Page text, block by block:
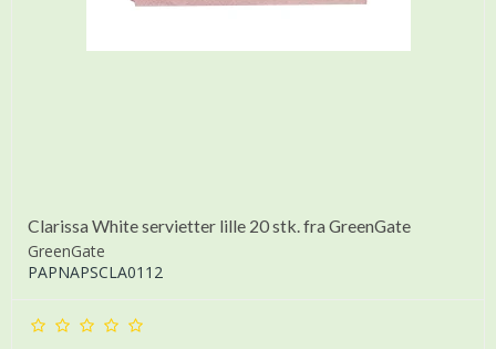
Clarissa White servietter lille 20 stk. fra GreenGate
GreenGate
PAPNAPSCLA0112